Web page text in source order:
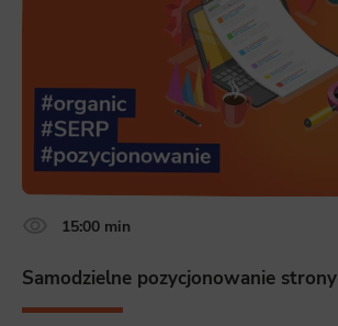
15:00 min
Samodzielne pozycjonowanie strony